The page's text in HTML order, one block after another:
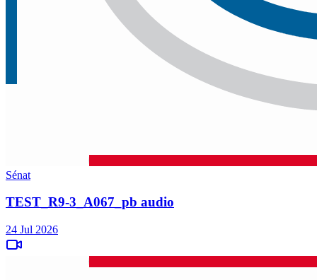
Sénat
TEST_R9-3_A067_pb audio
24 Jul 2026